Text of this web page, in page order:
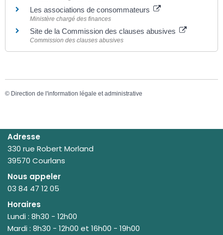
Les associations de consommateurs
Ministère chargé des finances
Site de la Commission des clauses abusives
Commission des clauses abusives
© Direction de l'information légale et administrative
Adresse
330 rue Robert Morland
39570 Courlans
Nous appeler
03 84 47 12 05
Horaires
Lundi : 8h30 - 12h00
Mardi : 8h30 - 12h00 et 16h00 - 19h00